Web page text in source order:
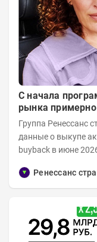
С начала
рынка примерно
Группа Ренессанс
данные о выкупе
buyback в июне
Ренессанс